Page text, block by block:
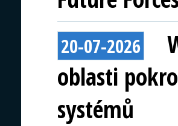
20-07-2026
oblasti
systémů